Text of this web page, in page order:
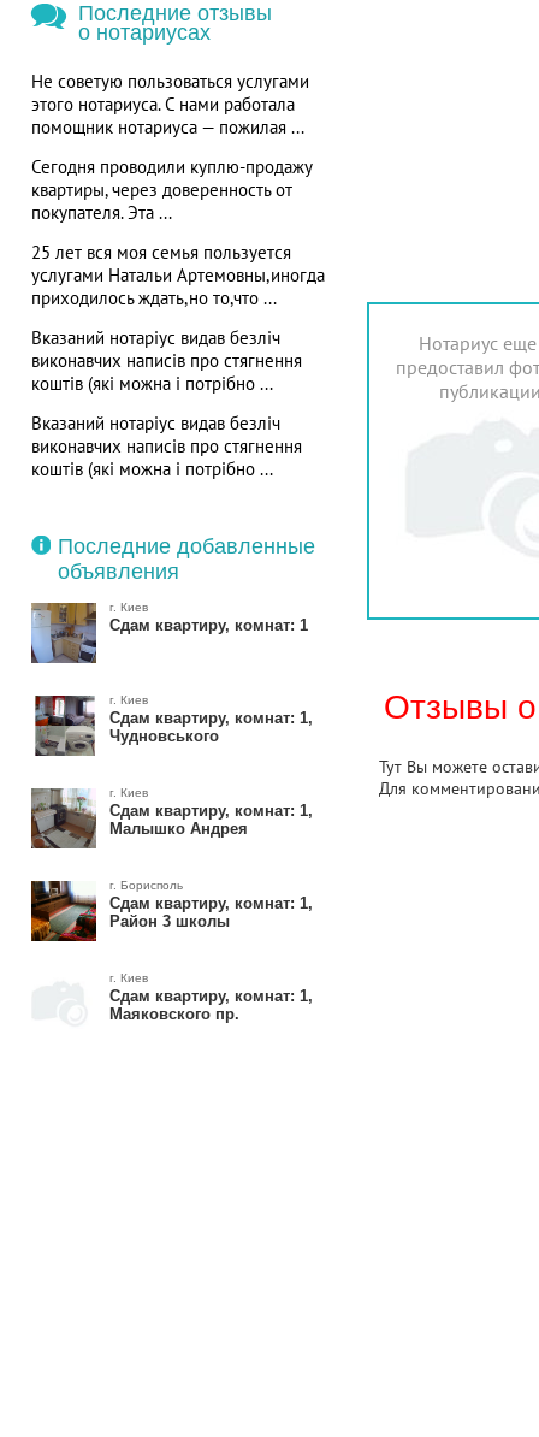
Последние отзывы
о нотариусах
Не советую пользоваться услугами
этого нотариуса. С нами работала
помощник нотариуса — пожилая ...
Сегодня проводили куплю-продажу
квартиры, через доверенность от
покупателя. Эта ...
25 лет вся моя семья пользуется
услугами Натальи Артемовны,иногда
приходилось ждать,но то,что ...
Вказаний нотаріус видав безліч
виконавчих написів про стягнення
коштів (які можна і потрібно ...
Вказаний нотаріус видав безліч
виконавчих написів про стягнення
коштів (які можна і потрібно ...
Последние добавленные
объявления
г. Киев
Сдам квартиру, комнат: 1
г. Киев
Сдам квартиру, комнат: 1,
Чудновського
г. Киев
Сдам квартиру, комнат: 1,
Малышко Андрея
г. Борисполь
Сдам квартиру, комнат: 1,
Район 3 школы
г. Киев
Сдам квартиру, комнат: 1,
Маяковского пр.
Нотариус
предоставил
Отзывы о
Тут Вы можете
Для